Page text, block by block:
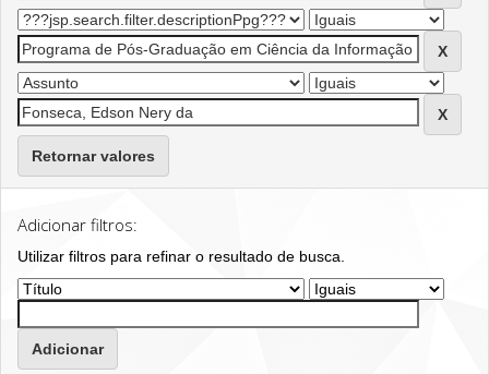
Retornar valores
Adicionar filtros:
Utilizar filtros para refinar o resultado de busca.